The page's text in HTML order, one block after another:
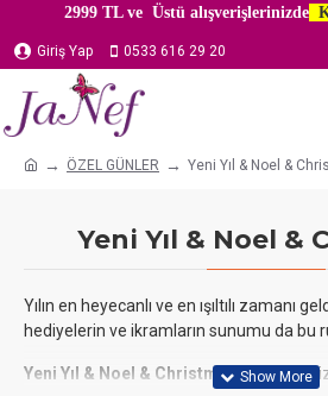
2999 TL ve Üstü alışverişlerinizde
Giriş Yap 0533 616 29 20
ÖZEL GÜNLER Yeni Yıl & Noel &
Yeni Yıl & Noel &
Yılın en heyecanlı ve en ışıltılı zamanı
hediyelerin ve ikramların sunumu da bu
Yeni Yıl & Noel & Christmas